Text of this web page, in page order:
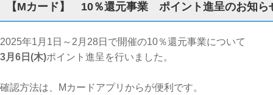
【Mカード】 10％還元事業 ポイント進呈のお知ら
2025年1月1日～2月28日で開催の10％還元事業について
3月6日(木)ポイント進呈を行いました。
確認方法は、Mカードアプリからが便利です。